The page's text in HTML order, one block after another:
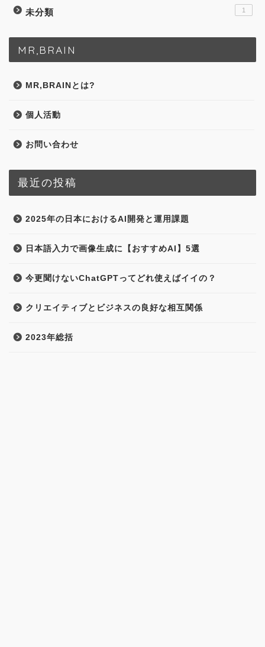
未分類 1
MR,BRAIN
MR,BRAINとは?
個人活動
お問い合わせ
最近の投稿
2025年の日本におけるAI開発と運用課題
日本語入力で画像生成に【おすすめAI】5選
今更聞けないChatGPTってどれ使えばイイの？
クリエイティブとビジネスの良好な相互関係
2023年総括